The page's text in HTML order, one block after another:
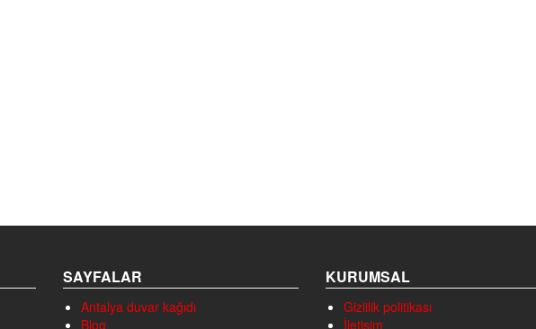
SAYFALAR
Antalya duvar kağıdı
Blog
KURUMSAL
Gizlilik politikası
İletişim